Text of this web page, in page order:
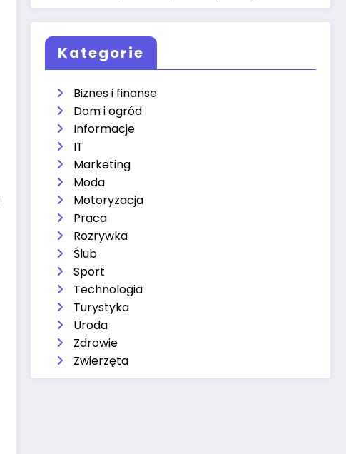
Kategorie
Biznes i finanse
Dom i ogród
Informacje
IT
Marketing
Moda
Motoryzacja
Praca
Rozrywka
Ślub
Sport
Technologia
Turystyka
Uroda
Zdrowie
Zwierzęta